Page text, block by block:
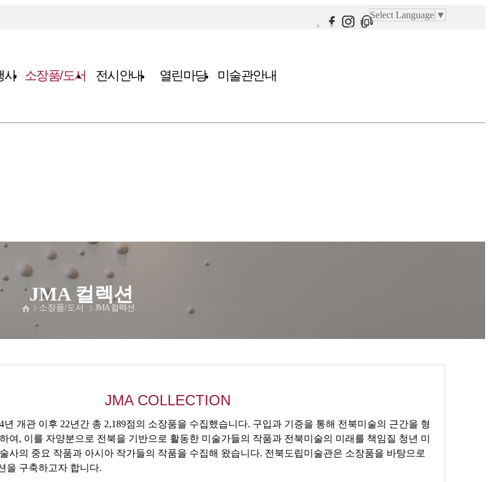
Select Language ▼
사 소장품/도서 전시안내 열린마당 미술관안내
JMA 컬렉션
소장품/도서 JMA 컬렉션
JMA COLLECTION
년 개관 이후 22년간 총 2,189점의 소장품을 수집했습니다. 구입과 기증을 통해 전북미술의 근간을 형
여, 이를 자양분으로 전북을 기반으로 활동한 미술가들의 작품과 전북미술의 미래를 책임질 청년 미
사의 중요 작품과 아시아 작가들의 작품을 수집해 왔습니다. 전북도립미술관은 소장품을 바탕으로
을 구축하고자 합니다.